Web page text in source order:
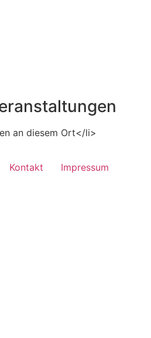
an diesem Ort</li>
Kontakt Impressum